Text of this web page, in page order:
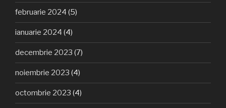
februarie 2024 (5)
ianuarie 2024 (4)
decembrie 2023 (7)
noiembrie 2023 (4)
octombrie 2023 (4)